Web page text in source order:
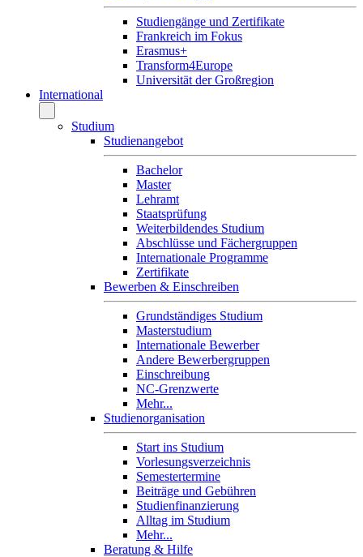
Studiengänge und Zertifikate
Frankreich im Fokus
Erasmus+
Transform4Europe
Universität der Großregion
International
Studium
Studienangebot
Bachelor
Master
Lehramt
Staatsprüfung
Weiterbildendes Studium
Abschlüsse und Fächergruppen
Internationale Programme
Zertifikate
Bewerben & Einschreiben
Grundständiges Studium
Masterstudium
Internationale Bewerber
Andere Bewerbergruppen
Einschreibung
NC-Grenzwerte
Mehr...
Studienorganisation
Start ins Studium
Vorlesungsverzeichnis
Semestertermine
Beiträge und Gebühren
Studienfinanzierung
Alltag im Studium
Mehr...
Beratung & Hilfe